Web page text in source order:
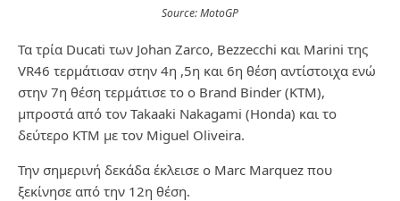
Source: MotoGP
Τα τρία Ducati των Johan Zarco, Bezzecchi και Marini της
VR46 τερμάτισαν στην 4η ,5η και 6η θέση αντίστοιχα ενώ
στην 7η θέση τερμάτισε το ο Brand Binder (ΚΤΜ),
μπροστά από τον Takaaki Nakagami (Honda) και το
δεύτερο ΚΤΜ με τον Miguel Oliveira.
Την σημερινή δεκάδα έκλεισε ο Marc Marquez που
ξεκίνησε από την 12η θέση.